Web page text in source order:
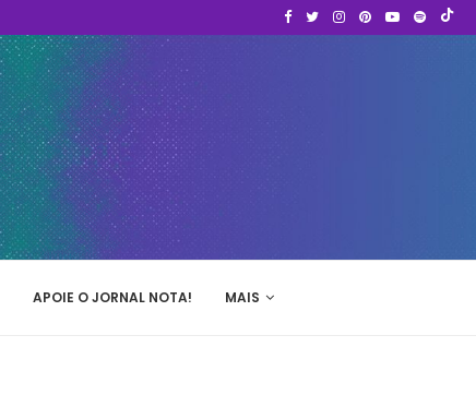
APOIE O JORNAL NOTA! MAIS